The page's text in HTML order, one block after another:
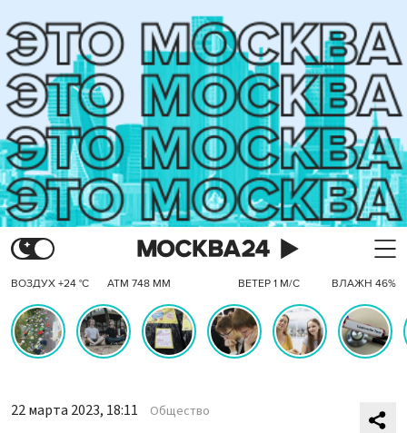
ВОЗДУХ +24 °C АТМ 748 ММ ВЕТЕР 1 М/С ВЛАЖН 46%
22 марта 2023, 18:11 Общество